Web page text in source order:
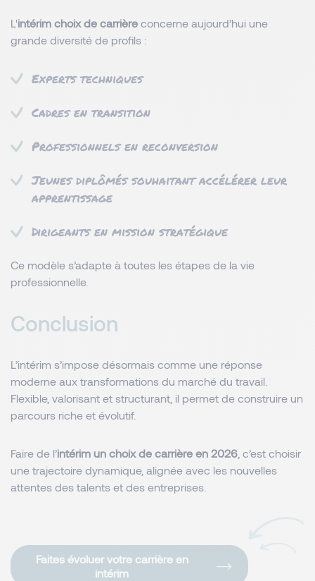
L'intérim choix de carrière concerne aujourd’hui une
grande diversité de profils :
Experts techniques
Cadres en transition
Professionnels en reconversion
Jeunes diplômés souhaitant accélérer leur
apprentissage
Dirigeants en mission stratégique
Ce modèle s’adapte à toutes les étapes de la vie
professionnelle.
Conclusion
L’intérim s’impose désormais comme une réponse
moderne aux transformations du marché du travail.
Flexible, valorisant et structurant, il permet de construire un
parcours riche et évolutif.
Faire de l’intérim un choix de carrière en 2026 , c’est choisir
une trajectoire dynamique, alignée avec les nouvelles
attentes des talents et des entreprises.
Faites évoluer votre carrière en
intérim